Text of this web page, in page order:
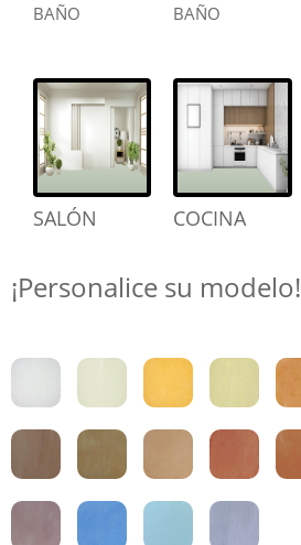
BAÑO BAÑO
SALÓN COCINA
¡Personalice su modelo!